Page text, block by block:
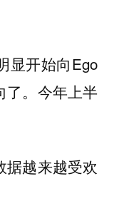
显开始向Ego
了。今年上半
据越来越受欢